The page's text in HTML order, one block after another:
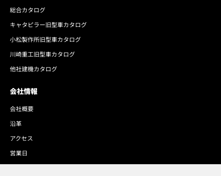
総合カタログ
キャタピラー旧型車カタログ
小松製作所旧型車カタログ
川崎重工旧型車カタログ
他社建機カタログ
会社情報
会社概要
沿革
アクセス
営業日